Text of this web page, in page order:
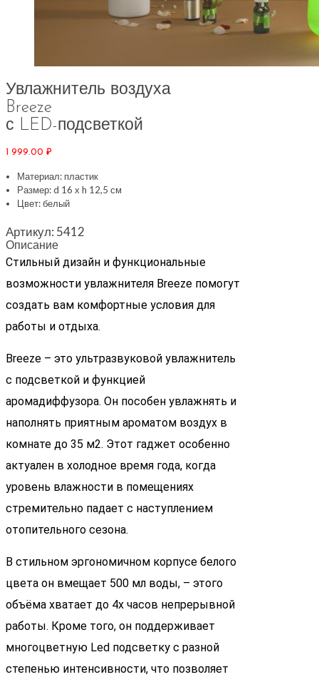
Увлажнитель воздуха
Breeze
с LED-подсветкой
1 999.00 ₽
Материал: пластик
Размер: d 16 х h 12,5 см
Цвет: белый
Артикул: 5412
Описание
Стильный дизайн и функциональные
возможности увлажнителя Breeze помогут
создать вам комфортные условия для
работы и отдыха.
Breeze – это ультразвуковой увлажнитель
с подсветкой и функцией
аромадиффузора. Он пособен увлажнять и
наполнять приятным ароматом воздух в
комнате до 35 м2. Этот гаджет особенно
актуален в холодное время года, когда
уровень влажности в помещениях
стремительно падает с наступлением
отопительного сезона.
В стильном эргономичном корпусе белого
цвета он вмещает 500 мл воды, – этого
объёма хватает до 4х часов непрерывной
работы. Кроме того, он поддерживает
многоцветную Led подсветку с разной
степенью интенсивности, что позволяет